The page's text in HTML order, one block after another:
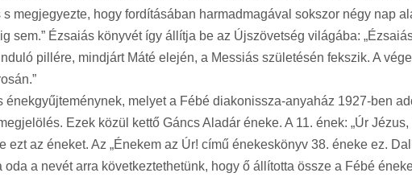
megjegyezte, hogy fordításában harmadmagával sokszor négy nap
sem.” Ézsaiás könyvét így állítja be az Újszövetség világába:
pillére, mindjárt Máté elején, a Messiás születésén fekszik. A
melyet a Fébé diakonissza-anyaház 1927-ben
Ezek közül kettő Gáncs Aladár éneke. A 11. ének: „Úr Jézus,
ezt az éneket. Az „Énekem az Úr! című énekeskönyv 38. éneke ez.
a nevét arra következtethetünk, hogy ő állította össze a Fébé